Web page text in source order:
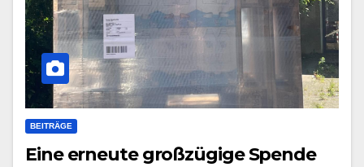
BEITRÄGE
Eine erneute großzügige Spende